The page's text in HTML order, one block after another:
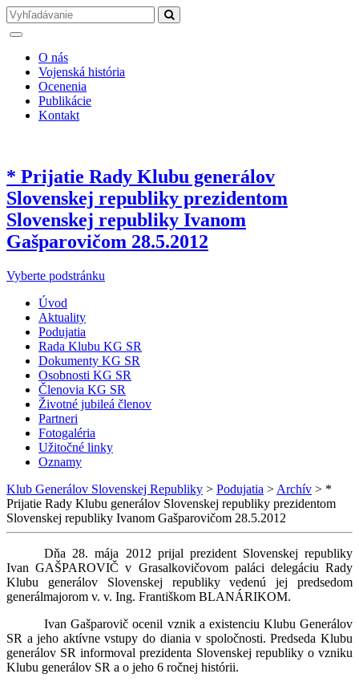
O nás
Vojenská história
Ocenenia
Publikácie
Kontakt
* Prijatie Rady Klubu generálov
Slovenskej republiky prezidentom
Slovenskej republiky Ivanom
Gašparovičom 28.5.2012
Vyberte podstránku
Úvod
Aktuality
Podujatia
Rada Klubu KG SR
Dokumenty KG SR
Osobnosti KG SR
Členovia KG SR
Životné jubileá členov
Partneri
Fotogaléria
Užitočné linky
Oznamy
Klub Generálov Slovenskej Republiky > Podujatia > Archív > *
Prijatie Rady Klubu generálov Slovenskej republiky prezidentom
Slovenskej republiky Ivanom Gašparovičom 28.5.2012
Dňa 28. mája 2012 prijal prezident Slovenskej republiky
Ivan GAŠPAROVIČ v Grasalkovičovom paláci delegáciu Rady
Klubu generálov Slovenskej republiky vedenú jej predsedom
generálmajorom v. v. Ing. Františkom BLANÁRIKOM.
Ivan Gašparovič ocenil vznik a existenciu Klubu Generálov
SR a jeho aktívne vstupy do diania v spoločnosti. Predseda Klubu
generálov SR informoval prezidenta Slovenskej republiky o vzniku
Klubu generálov SR a o jeho 6 ročnej histórii.